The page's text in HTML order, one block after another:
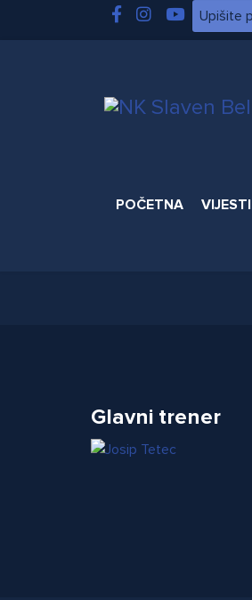
POČETNA VIJESTI
Glavni trener